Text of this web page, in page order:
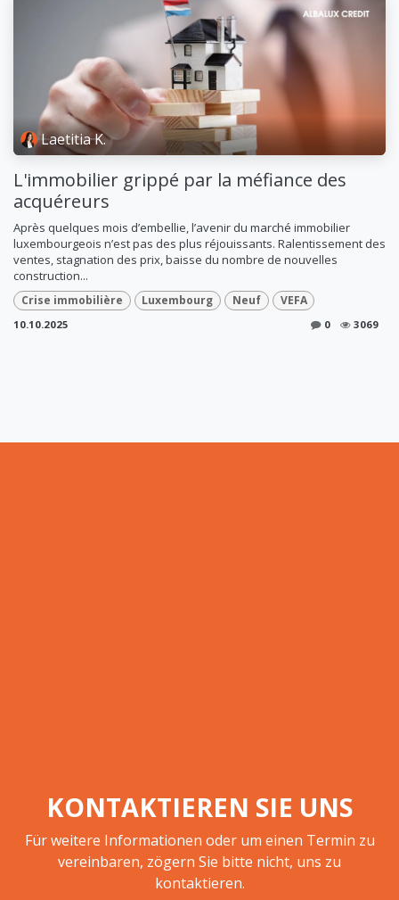
Laetitia K.
L'immobilier grippé par la méfiance des
acquéreurs
Après quelques mois d’embellie, l’avenir du marché immobilier
luxembourgeois n’est pas des plus réjouissants. Ralentissement des
ventes, stagnation des prix, baisse du nombre de nouvelles
construction...
Crise immobilière Luxembourg Neuf VEFA
10.10.2025 0 3069
KONTAKTIEREN SIE UNS
Für weitere Informationen oder um einen Termin zu
vereinbaren, zögern Sie bitte nicht, uns zu
kontaktieren.